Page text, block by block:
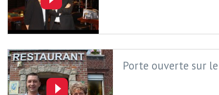
Porte ouverte sur